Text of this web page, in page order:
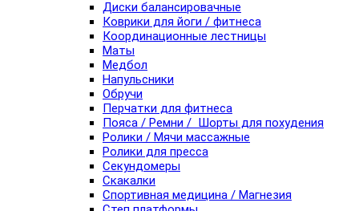
Диски балансировачные
Коврики для йоги / фитнеса
Координационные лестницы
Маты
Медбол
Напульсники
Обручи
Перчатки для фитнеса
Пояса / Ремни / Шорты для похудения
Ролики / Мячи массажные
Ролики для пресса
Секундомеры
Скакалки
Спортивная медицина / Магнезия